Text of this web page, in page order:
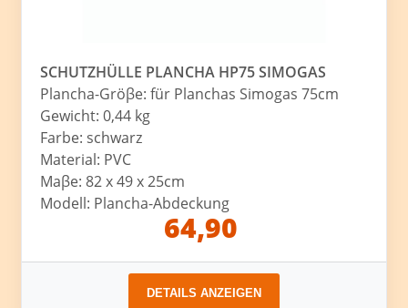
SCHUTZHÜLLE PLANCHA HP75 SIMOGAS
Plancha-Gröβe: für Planchas Simogas 75cm
Gewicht: 0,44 kg
Farbe: schwarz
Material: PVC
Maβe: 82 x 49 x 25cm
Modell: Plancha-Abdeckung
64,90
DETAILS ANZEIGEN